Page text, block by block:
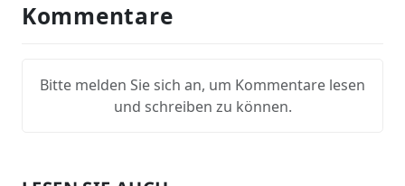
Kommentare
Bitte melden Sie sich an, um Kommentare lesen
und schreiben zu können.